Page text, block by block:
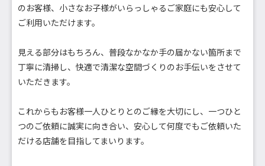
のお客様、小さなお子様がいらっしゃるご家庭にも安心して
ご利用いただけます。
見える部分はもちろん、普段なかなか手の届かない箇所まで
丁寧に清掃し、快適で清潔な空間づくりのお手伝いをさせて
いただきます。
これからもお客様一人ひとりとのご縁を大切にし、一つひと
つのご依頼に誠実に向き合い、安心して何度でもご依頼いた
だける店舗を目指してまいります。